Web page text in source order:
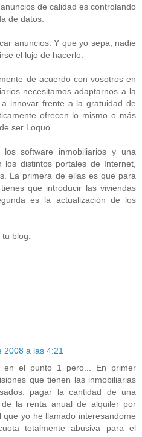
de calidad es controlando
de datos.
anuncios. Y que yo sepa, nadie
el lujo de hacerlo.
de acuerdo con vosotros en
necesitamos adaptarnos a la
innovar frente a la gratuidad de
ofrecen lo mismo o más
ser Loquo.
software inmobiliarios y una
los distintos portales de Internet,
La primera de ellas es que para
que introducir las viviendas
es la actualización de los
blog.
2008 a las 4:21
en el punto 1 pero... En primer
que tienen las inmobiliarias
pagar la cantidad de una
la renta anual de alquiler por
yo he llamado interesandome
totalmente abusiva para el